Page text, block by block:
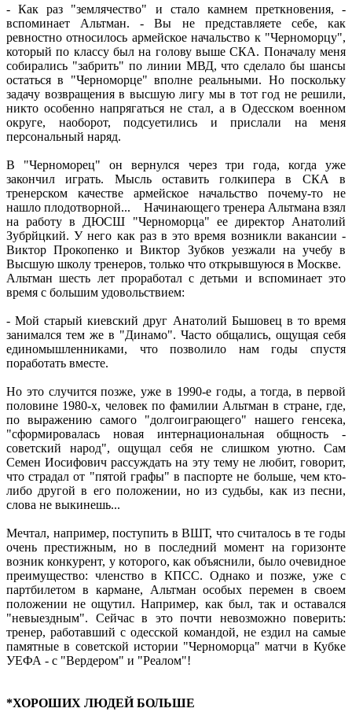
- Как раз "землячество" и стало камнем преткновения, -
вспоминает Альтман. - Вы не представляете себе, как
ревностно относилось армейское начальство к "Черноморцу",
который по классу был на голову выше СКА. Поначалу меня
собирались "забрить" по линии МВД, что сделало бы шансы
остаться в "Черноморце" вполне реальными. Но поскольку
задачу возвращения в высшую лигу мы в тот год не решили,
никто особенно напрягаться не стал, а в Одесском военном
округе, наоборот, подсуетились и прислали на меня
персональный наряд.
В "Черноморец" он вернулся через три года, когда уже
закончил играть. Мысль оставить голкипера в СКА в
тренерском качестве армейское начальство почему-то не
нашло плодотворной... Начинающего тренера Альтмана взял
на работу в ДЮСШ "Черноморца" ее директор Анатолий
Зубрйцкий. У него как раз в это время возникли вакансии -
Виктор Прокопенко и Виктор Зубков уезжали на учебу в
Высшую школу тренеров, только что открывшуюся в Москве.
Альтман шесть лет проработал с детьми и вспоминает это
время с большим удовольствием:
- Мой старый киевский друг Анатолий Бышовец в то время
занимался тем же в "Динамо". Часто общались, ощущая себя
единомышленниками, что позволило нам годы спустя
поработать вместе.
Но это случится позже, уже в 1990-е годы, а тогда, в первой
половине 1980-х, человек по фамилии Альтман в стране, где,
по выражению самого "долгоиграющего" нашего генсека,
"сформировалась новая интернациональная общность -
советский народ", ощущал себя не слишком уютно. Сам
Семен Иосифович рассуждать на эту тему не любит, говорит,
что страдал от "пятой графы" в паспорте не больше, чем кто-
либо другой в его положении, но из судьбы, как из песни,
слова не выкинешь...
Мечтал, например, поступить в ВШТ, что считалось в те годы
очень престижным, но в последний момент на горизонте
возник конкурент, у которого, как объяснили, было очевидное
преимущество: членство в КПСС. Однако и позже, уже с
партбилетом в кармане, Альтман особых перемен в своем
положении не ощутил. Например, как был, так и оставался
"невыездным". Сейчас в это почти невозможно поверить:
тренер, работавший с одесской командой, не ездил на самые
памятные в советской истории "Черноморца" матчи в Кубке
УЕФА - с "Вердером" и "Реалом"!
*ХОРОШИХ ЛЮДЕЙ БОЛЬШЕ